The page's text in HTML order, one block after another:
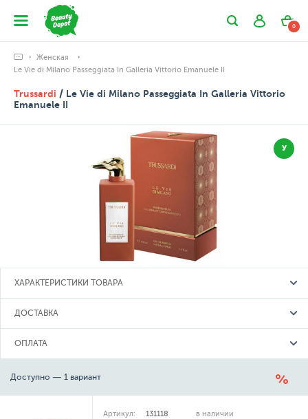
0
Женская
Le Vie di Milano Passeggiata In Galleria Vittorio Emanuele II
Trussardi / Le Vie di Milano Passeggiata In Galleria Vittorio
Emanuele II
У
ХАРАКТЕРИСТИКИ ТОВАРА
ДОСТАВКА
ОПЛАТА
Доступно — 1 вариант
Артикул: 131118 в наличии